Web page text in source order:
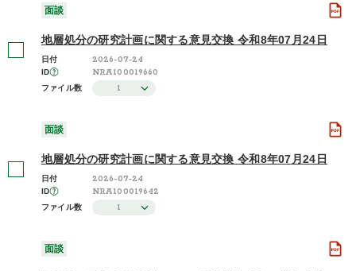
面談
地層処分の研究計画に関する意見交換 令和8年07月24日
日付 2026-07-24
ID NRA100019660
ファイル数 1
面談
地層処分の研究計画に関する意見交換 令和8年07月24日
日付 2026-07-24
ID NRA100019642
ファイル数 1
面談